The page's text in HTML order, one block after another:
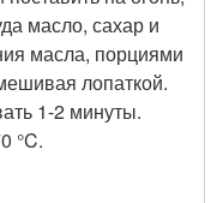
масло, сахар и
масла, порциями
лопаткой.
1-2 минуты.
°C.